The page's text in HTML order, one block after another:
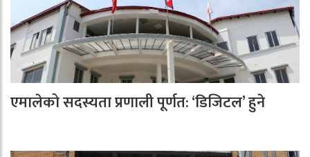
एमालेको सदस्यता प्रणाली पूर्णत: ‘डिजिटल’ हुने